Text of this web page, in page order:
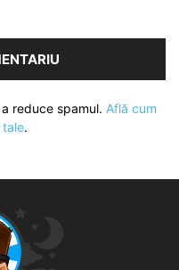
reduce spamul. Află cum
tale.